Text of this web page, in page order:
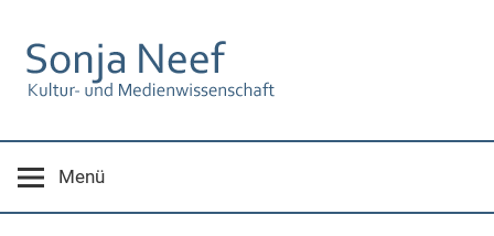
Inhalt
springen
Menü